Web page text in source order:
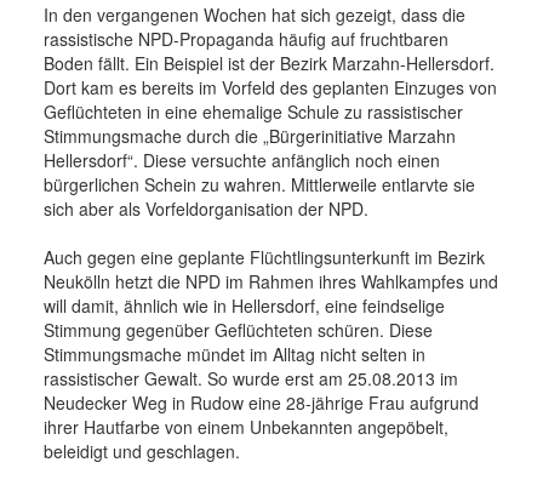
In den vergangenen Wochen hat sich gezeigt, dass die
rassistische NPD-Propaganda häufig auf fruchtbaren
Boden fällt. Ein Beispiel ist der Bezirk Marzahn-Hellersdorf.
Dort kam es bereits im Vorfeld des geplanten Einzuges von
Geflüchteten in eine ehemalige Schule zu rassistischer
Stimmungsmache durch die „Bürgerinitiative Marzahn
Hellersdorf“. Diese versuchte anfänglich noch einen
bürgerlichen Schein zu wahren. Mittlerweile entlarvte sie
sich aber als Vorfeldorganisation der NPD.
Auch gegen eine geplante Flüchtlingsunterkunft im Bezirk
Neukölln hetzt die NPD im Rahmen ihres Wahlkampfes und
will damit, ähnlich wie in Hellersdorf, eine feindselige
Stimmung gegenüber Geflüchteten schüren. Diese
Stimmungsmache mündet im Alltag nicht selten in
rassistischer Gewalt. So wurde erst am 25.08.2013 im
Neudecker Weg in Rudow eine 28-jährige Frau aufgrund
ihrer Hautfarbe von einem Unbekannten angepöbelt,
beleidigt und geschlagen.